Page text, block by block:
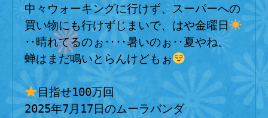
中々ウォーキングに行けず、スーパーへの
買い物にも行けずじまいで、はや金曜日
‥晴れてるのぉ‥‥暑いのぉ‥夏やね。
蝉はまだ鳴いとらんけどもぉ
目指せ100万回
2025年7月17日のムーラバンダ